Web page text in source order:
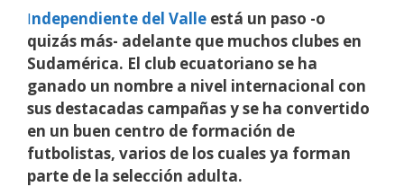
Independiente del Valle está un paso -o
quizás más- adelante que muchos clubes en
Sudamérica. El club ecuatoriano se ha
ganado un nombre a nivel internacional con
sus destacadas campañas y se ha convertido
en un buen centro de formación de
futbolistas, varios de los cuales ya forman
parte de la selección adulta.